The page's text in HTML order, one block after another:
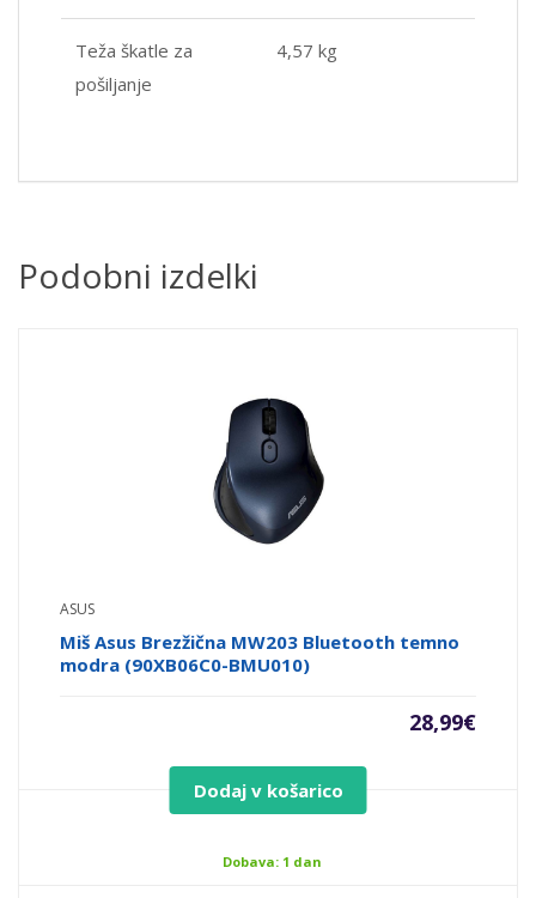
Teža škatle za
pošiljanje
4,57 kg
Podobni izdelki
ASUS
Miš Asus Brezžična MW203 Bluetooth temno
modra (90XB06C0-BMU010)
28,99€
Dodaj v košarico
Dobava: 1 dan